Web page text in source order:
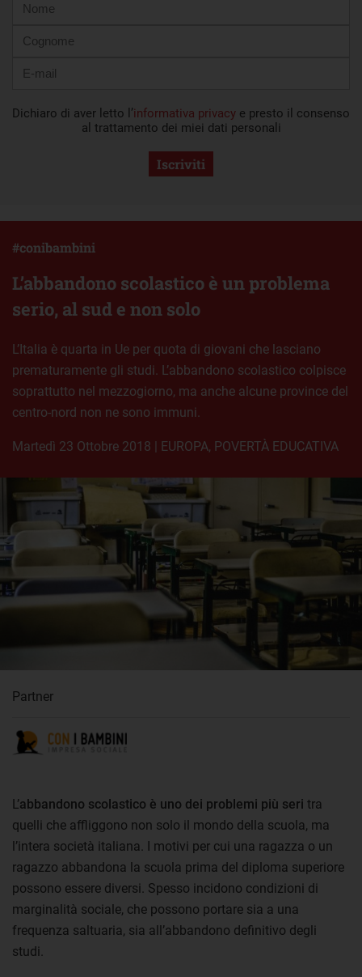
mail
Dichiaro di aver letto l’informativa privacy e presto il consenso
al trattamento dei miei dati personali
Iscriviti
L’abbandono scolastico è un problema
serio, al sud e non solo
#conibambini
L’Italia è quarta in Ue per quota di giovani che lasciano
prematuramente gli studi. L’abbandono scolastico colpisce
soprattutto nel mezzogiorno, ma anche alcune province del
centro-nord non ne sono immuni.
martedì 23 Ottobre 2018 | EUROPA, POVERTÀ EDUCATIVA
Partner
L’abbandono scolastico è uno dei problemi più seri tra
quelli che affliggono non solo il mondo della scuola, ma
l’intera società italiana. I motivi per cui una ragazza o un
ragazzo abbandona la scuola prima del diploma superiore
possono essere diversi. Spesso incidono condizioni di
marginalità sociale, che possono portare sia a una
frequenza saltuaria, sia all’abbandono definitivo degli
studi.